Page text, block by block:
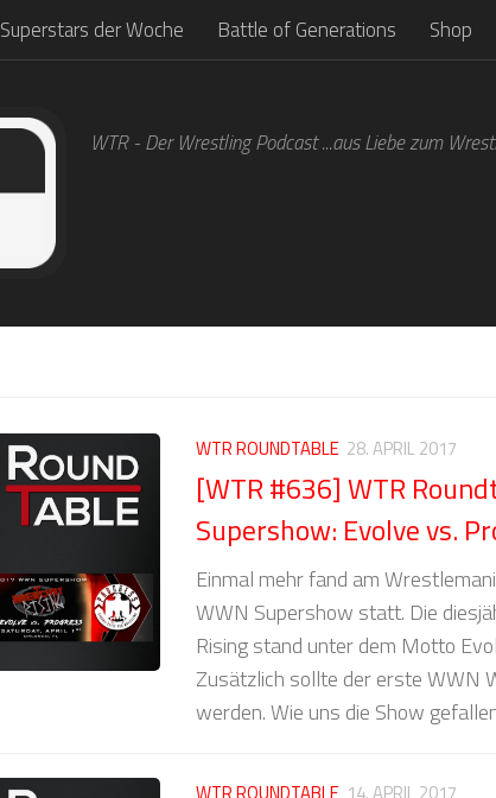
Superstars der Woche Battle of Generations Shop
WTR - Der Wrestling Podcast ...aus Liebe zum
WTR ROUNDTABLE 28. APRIL 2017
[WTR #636] WTR
Supershow: Evolve vs.
Einmal mehr fand am
WWN Supershow statt. Die
Rising stand unter dem Motto
Zusätzlich sollte der erste WWN
werden. Wie uns die Show